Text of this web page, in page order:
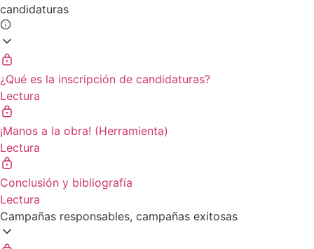
candidaturas
¿Qué es la inscripción de candidaturas?
Lectura
¡Manos a la obra! (Herramienta)
Lectura
Conclusión y bibliografía
Lectura
Campañas responsables, campañas exitosas